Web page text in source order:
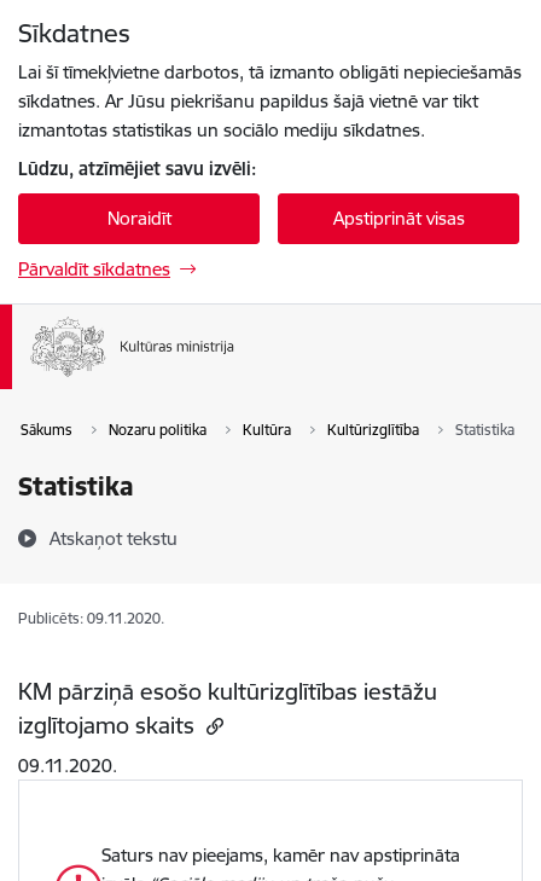
Sīkdatnes
Lai šī tīmekļvietne darbotos, tā izmanto obligāti nepieciešamās
sīkdatnes. Ar Jūsu piekrišanu papildus šajā vietnē var tikt
izmantotas statistikas un sociālo mediju sīkdatnes.
Lūdzu, atzīmējiet savu izvēli:
Noraidīt Apstiprināt visas
Pārvaldīt sīkdatnes
Sākums Nozaru politika Kultūra Kultūrizglītība Statistika
Statistika
Atskaņot tekstu
Publicēts: 09.11.2020.
KM pārziņā esošo kultūrizglītības iestāžu
izglītojamo skaits
09.11.2020.
Saturs nav pieejams, kamēr nav apstiprināta